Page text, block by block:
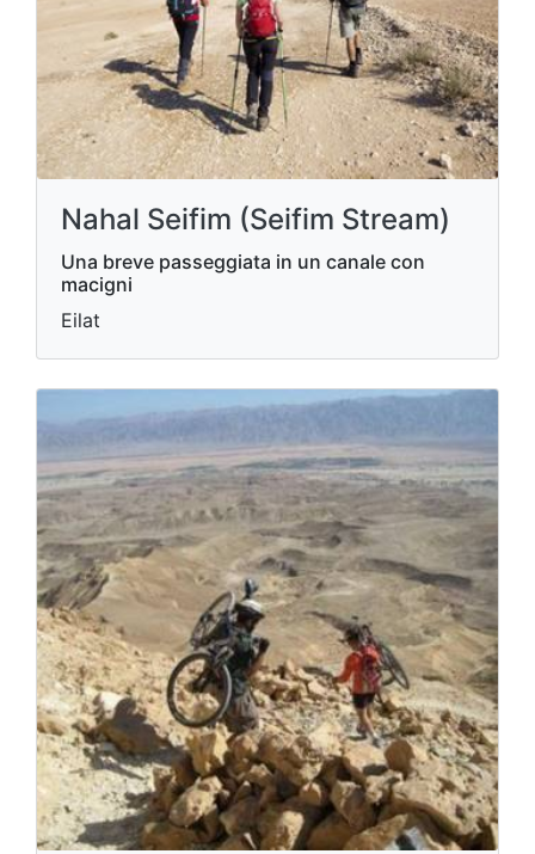
Nahal Seifim (Seifim Stream)
Una breve passeggiata in un canale con
macigni
Eilat